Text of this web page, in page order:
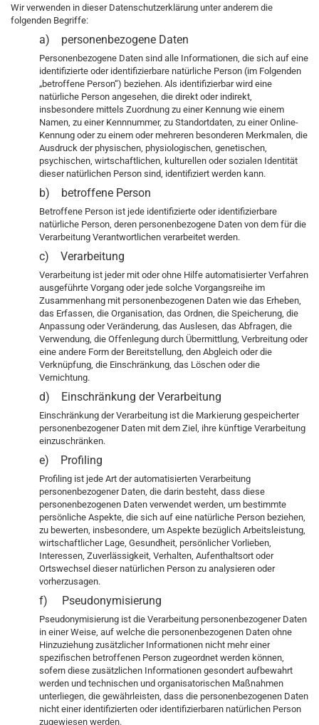
Wir verwenden in dieser Datenschutzerklärung unter anderem die
folgenden Begriffe:
a) personenbezogene Daten
Personenbezogene Daten sind alle Informationen, die sich auf eine
identifizierte oder identifizierbare natürliche Person (im Folgenden
„betroffene Person“) beziehen. Als identifizierbar wird eine
natürliche Person angesehen, die direkt oder indirekt,
insbesondere mittels Zuordnung zu einer Kennung wie einem
Namen, zu einer Kennnummer, zu Standortdaten, zu einer Online-
Kennung oder zu einem oder mehreren besonderen Merkmalen, die
Ausdruck der physischen, physiologischen, genetischen,
psychischen, wirtschaftlichen, kulturellen oder sozialen Identität
dieser natürlichen Person sind, identifiziert werden kann.
b) betroffene Person
Betroffene Person ist jede identifizierte oder identifizierbare
natürliche Person, deren personenbezogene Daten von dem für die
Verarbeitung Verantwortlichen verarbeitet werden.
c) Verarbeitung
Verarbeitung ist jeder mit oder ohne Hilfe automatisierter Verfahren
ausgeführte Vorgang oder jede solche Vorgangsreihe im
Zusammenhang mit personenbezogenen Daten wie das Erheben,
das Erfassen, die Organisation, das Ordnen, die Speicherung, die
Anpassung oder Veränderung, das Auslesen, das Abfragen, die
Verwendung, die Offenlegung durch Übermittlung, Verbreitung oder
eine andere Form der Bereitstellung, den Abgleich oder die
Verknüpfung, die Einschränkung, das Löschen oder die
Vernichtung.
d) Einschränkung der Verarbeitung
Einschränkung der Verarbeitung ist die Markierung gespeicherter
personenbezogener Daten mit dem Ziel, ihre künftige Verarbeitung
einzuschränken.
e) Profiling
Profiling ist jede Art der automatisierten Verarbeitung
personenbezogener Daten, die darin besteht, dass diese
personenbezogenen Daten verwendet werden, um bestimmte
persönliche Aspekte, die sich auf eine natürliche Person beziehen,
zu bewerten, insbesondere, um Aspekte bezüglich Arbeitsleistung,
wirtschaftlicher Lage, Gesundheit, persönlicher Vorlieben,
Interessen, Zuverlässigkeit, Verhalten, Aufenthaltsort oder
Ortswechsel dieser natürlichen Person zu analysieren oder
vorherzusagen.
f) Pseudonymisierung
Pseudonymisierung ist die Verarbeitung personenbezogener Daten
in einer Weise, auf welche die personenbezogenen Daten ohne
Hinzuziehung zusätzlicher Informationen nicht mehr einer
spezifischen betroffenen Person zugeordnet werden können,
sofern diese zusätzlichen Informationen gesondert aufbewahrt
werden und technischen und organisatorischen Maßnahmen
unterliegen, die gewährleisten, dass die personenbezogenen Daten
nicht einer identifizierten oder identifizierbaren natürlichen Person
zugewiesen werden.